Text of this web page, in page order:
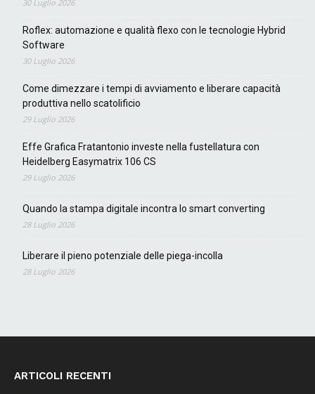
30 Luglio 2026
Roflex: automazione e qualità flexo con le tecnologie Hybrid
Software
30 Luglio 2026
Come dimezzare i tempi di avviamento e liberare capacità
produttiva nello scatolificio
29 Luglio 2026
Effe Grafica Fratantonio investe nella fustellatura con
Heidelberg Easymatrix 106 CS
29 Luglio 2026
Quando la stampa digitale incontra lo smart converting
28 Luglio 2026
Liberare il pieno potenziale delle piega-incolla
28 Luglio 2026
ARTICOLI RECENTI